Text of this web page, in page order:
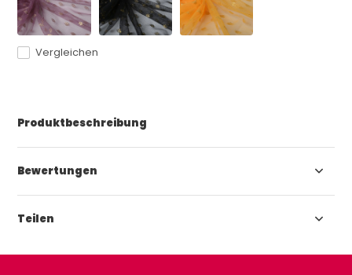
Vergleichen
Produktbeschreibung
Bewertungen
Teilen